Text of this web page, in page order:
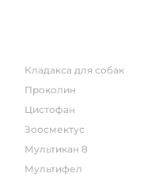
кладакса для собак
проколин
цистофан
зоосмектус
мультикан 8
мультифел